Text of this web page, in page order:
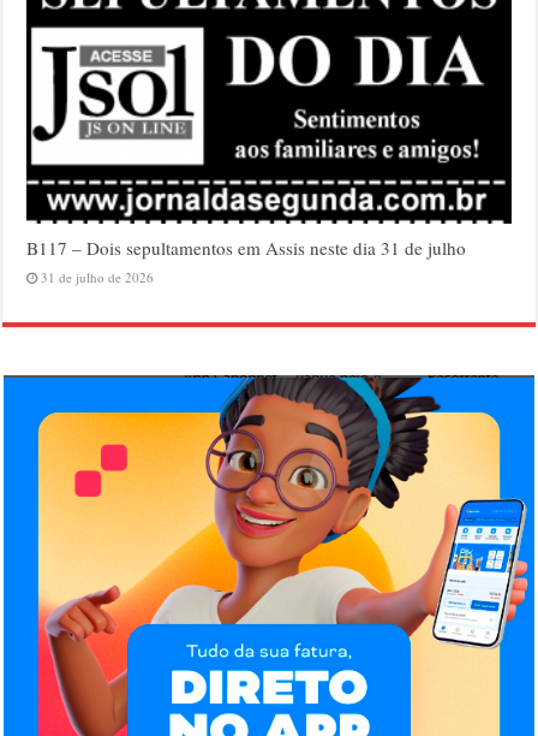
B117 – Dois sepultamentos em Assis neste dia 31 de julho
31 de julho de 2026